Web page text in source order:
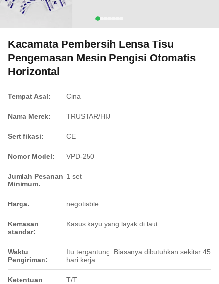
Kacamata Pembersih Lensa Tisu
Pengemasan Mesin Pengisi Otomatis
Horizontal
Tempat Asal: Cina
Nama Merek: TRUSTAR/HIJ
Sertifikasi: CE
Nomor Model: VPD-250
Jumlah Pesanan
Minimum:
1 set
Harga: negotiable
Kemasan
standar:
Kasus kayu yang layak di laut
Waktu
Pengiriman:
Itu tergantung. Biasanya dibutuhkan sekitar 45
hari kerja.
Ketentuan
T/T